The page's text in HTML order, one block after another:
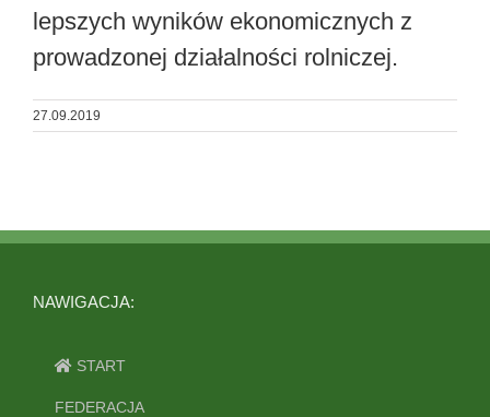
lepszych wyników ekonomicznych z
prowadzonej działalności rolniczej.
27.09.2019
NAWIGACJA:
START
FEDERACJA